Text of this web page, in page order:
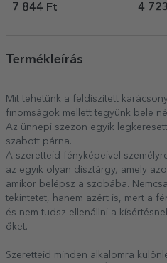
borosdoboz – Premium
7 844 Ft 4
Termékleírás
Mit tehetünk a feldíszített
finomságok mellett tegyünk bele
Az ünnepi szezon egyik
szabott párna.
A szeretteid fényképeivel
az egyik olyan dísztárgy, amely
amikor belépsz a szobába.
tekintetet, hanem azért is, mert a
és nem tudsz ellenállni a
őket.
Szeretteid minden alkalomra